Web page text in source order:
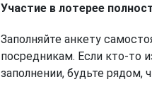
Участие в лотерее
Заполняйте анкету
посредникам. Если кто-то
заполнении, будьте